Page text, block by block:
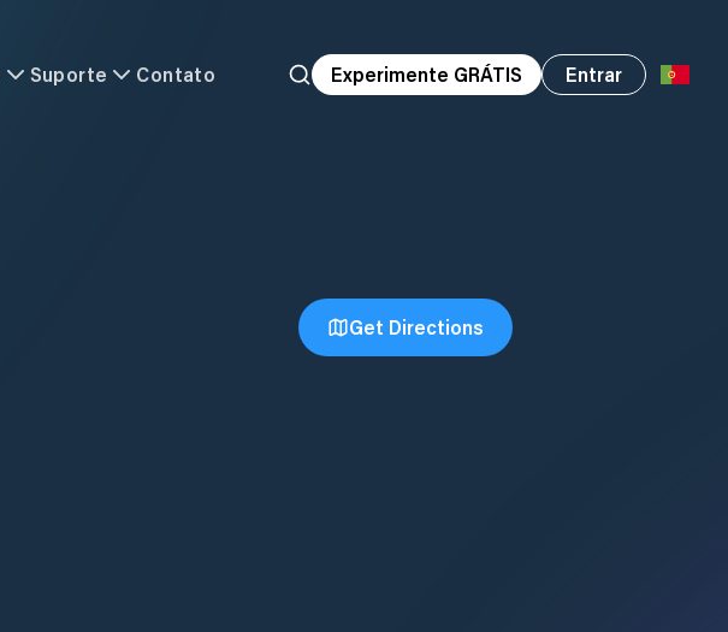
Suporte Contato Experimente GRÁTIS Entrar
Get Directions